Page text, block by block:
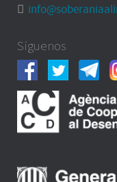
Síguenos